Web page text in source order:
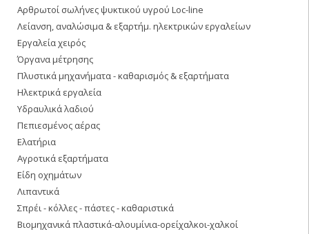
Αρθρωτοί σωλήνες ψυκτικού υγρού Loc-line
Λείανση, αναλώσιμα & εξαρτήμ. ηλεκτρικών εργαλείων
Εργαλεία χειρός
Όργανα μέτρησης
Πλυστικά μηχανήματα - καθαρισμός & εξαρτήματα
Ηλεκτρικά εργαλεία
Υδραυλικά λαδιού
Πεπιεσμένος αέρας
Ελατήρια
Αγροτικά εξαρτήματα
Είδη οχημάτων
Λιπαντικά
Σπρέι - κόλλες - πάστες - καθαριστικά
Βιομηχανικά πλαστικά-αλουμίνια-ορείχαλκοι-χαλκοί